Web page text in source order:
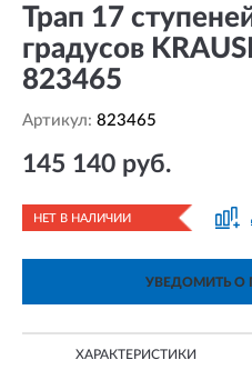
Трап 17
градусов
823465
Артикул: 823465
145 140 руб.
НЕТ В НАЛИЧИИ
УВЕДОМИТЬ О
ХАРАКТЕРИСТИКИ